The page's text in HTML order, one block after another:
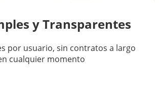
y Transparentes
por usuario, sin contratos a largo
cualquier momento